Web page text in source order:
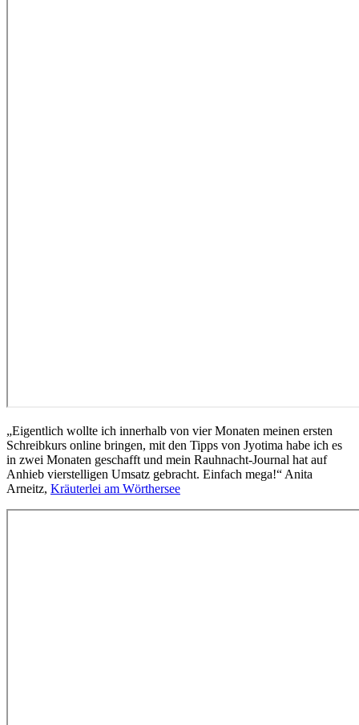
„Eigentlich wollte ich innerhalb von vier Monaten meinen ersten
Schreibkurs online bringen, mit den Tipps von Jyotima habe ich es
in zwei Monaten geschafft und mein Rauhnacht-Journal hat auf
Anhieb vierstelligen Umsatz gebracht. Einfach mega!“ Anita
Arneitz, Kräuterlei am Wörthersee